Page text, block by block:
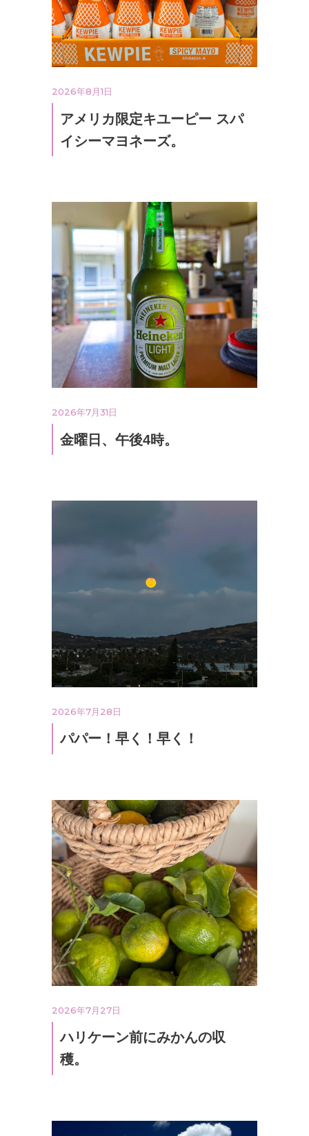
2026年8月1日
アメリカ限定キユーピー スパ
イシーマヨネーズ。
2026年7月31日
金曜日、午後4時。
2026年7月28日
パパー！早く！早く！
2026年7月27日
ハリケーン前にみかんの収
穫。